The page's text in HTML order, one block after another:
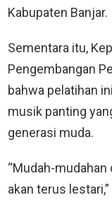
Kabupaten Banjar.
Sementara itu,
Pengembangan
bahwa pelatihan
musik panting
generasi muda.
“Mudah-
akan terus